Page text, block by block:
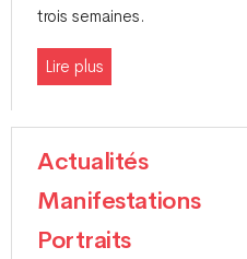
trois semaines.
Lire plus
Actualités
Manifestations
Portraits